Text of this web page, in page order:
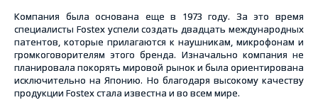
Компания была основана еще в 1973 году. За это время
специалисты Fostex успели создать двадцать международных
патентов, которые прилагаются к наушникам, микрофонам и
громкоговорителям этого бренда. Изначально компания не
планировала покорять мировой рынок и была ориентирована
исключительно на Японию. Но благодаря высокому качеству
продукции Fostex стала известна и во всем мире.